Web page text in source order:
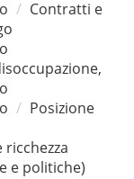
Contratti e
Posizione
e politiche)